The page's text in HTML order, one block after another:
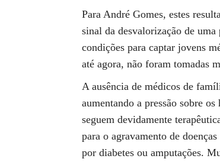
Para André Gomes, estes
sinal da desvalorização de
condições para captar jovens
até agora, não foram tomadas
A ausência de médicos de
aumentando a pressão sobre
seguem devidamente
para o agravamento de
por diabetes ou amputações.